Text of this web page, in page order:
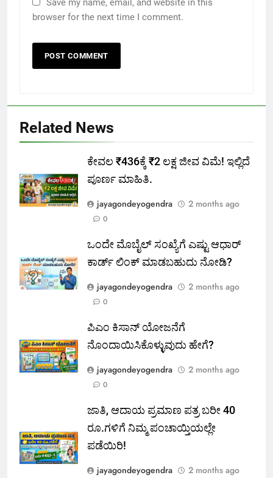
Save my name, email, and website in this
browser for the next time I comment.
Related News
ಕೇವಲ ₹436ಕ್ಕೆ ₹2 ಲಕ್ಷ ಜೀವ ವಿಮೆ! ಇಲ್ಲಿದೆ
ಪೂರ್ಣ ಮಾಹಿತಿ.
jayagondeyogendra
2 months ago
0
ಒಂದೇ ಮೊಬೈಲ್ ಸಂಖ್ಯೆಗೆ ಎಷ್ಟು ಆಧಾರ್
ಕಾರ್ಡ್ ಲಿಂಕ್ ಮಾಡಬಹುದು ನೋಡಿ?
jayagondeyogendra
2 months ago
0
ಪಿಎಂ ಕಿಸಾನ್ ಯೋಜನೆಗೆ
ನೊಂದಾಯಿಸಿಕೊಳ್ಳುವುದು ಹೇಗೆ?
jayagondeyogendra
2 months ago
0
ಜಾತಿ, ಆದಾಯ ಪ್ರಮಾಣ ಪತ್ರ ಬರೀ 40
ರೂ.ಗಳಿಗೆ ನಿಮ್ಮ ಪಂಚಾಯ್ತಿಯಲ್ಲೇ
ಪಡೆಯಿರಿ!
jayagondeyogendra
2 months ago